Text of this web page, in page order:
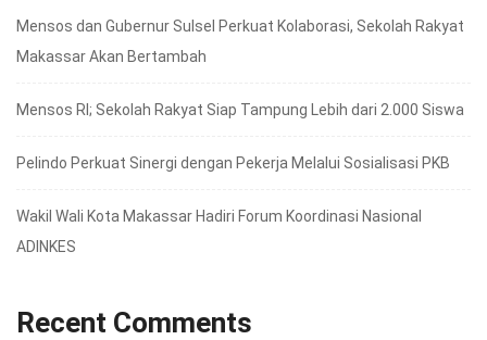
Mensos dan Gubernur Sulsel Perkuat Kolaborasi, Sekolah Rakyat
Makassar Akan Bertambah
Mensos RI; Sekolah Rakyat Siap Tampung Lebih dari 2.000 Siswa
Pelindo Perkuat Sinergi dengan Pekerja Melalui Sosialisasi PKB
Wakil Wali Kota Makassar Hadiri Forum Koordinasi Nasional
ADINKES
Recent Comments